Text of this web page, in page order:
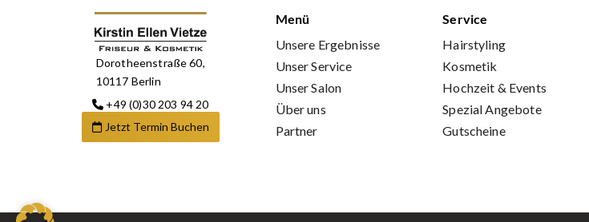
Dorotheenstraße 60,
10117 Berlin
+49 (0)30 203 94 20
Jetzt Termin Buchen
Menü
Unsere Ergebnisse
Unser Service
Unser Salon
Über uns
Partner
Service
Hairstyling
Kosmetik
Hochzeit & Events
Spezial Angebote
Gutscheine